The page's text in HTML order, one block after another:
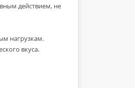
действием, не
нагрузкам.
вкуса.